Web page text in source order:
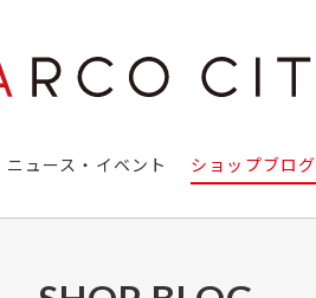
ニュース・イベント ショップブログ